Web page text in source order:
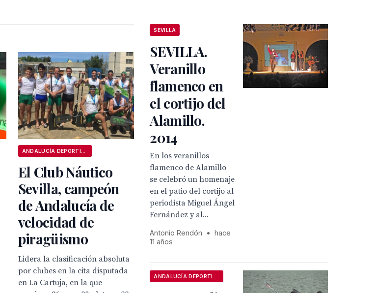
El Club Náutico
Sevilla, campeón
de Andalucía de
velocidad de
piragüismo
Lidera la clasificación absoluta
por clubes en la cita disputada
en La Cartuja, en la que
SEVILLA
SEVILLA.
Veranillo
flamenco en
el cortijo del
Alamillo.
2014
En los veranillos
flamenco de Alamillo
se celebró un homenaje
en el patio del cortijo al
periodista Miguel Ángel
Fernández y al...
Antonio Rendón •
hace
11 años